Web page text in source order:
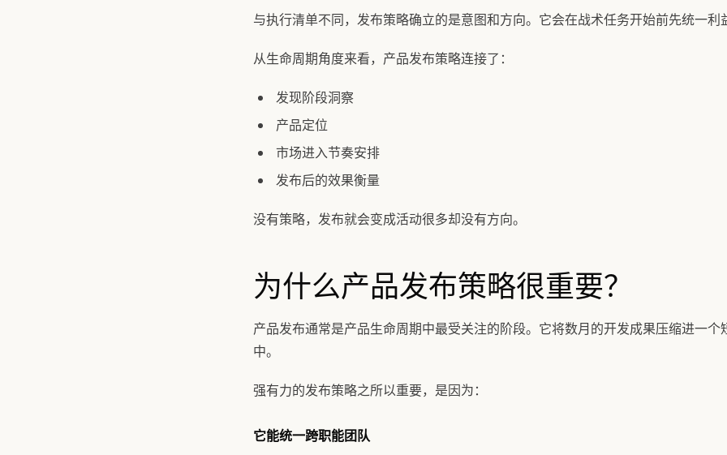
与执行清单不同，发布策略确立的是意图和方向。它会在战术任务开始前先统一利
从生命周期角度来看，产品发布策略连接了：
发现阶段洞察
产品定位
市场进入节奏安排
发布后的效果衡量
没有策略，发布就会变成活动很多却没有方向。
为什么产品发布策略很重要？
产品发布通常是产品生命周期中最受关注的阶段。它将数月的开发成果压缩进一个
中。
强有力的发布策略之所以重要，是因为：
它能统一跨职能团队